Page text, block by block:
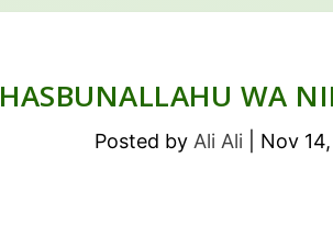
HASBUNALLAHU WA
Posted by Ali Ali Nov